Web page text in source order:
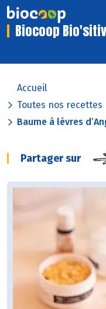
Biocoop
Accueil
Toutes nos recettes
Baume à lèvres
Partager sur